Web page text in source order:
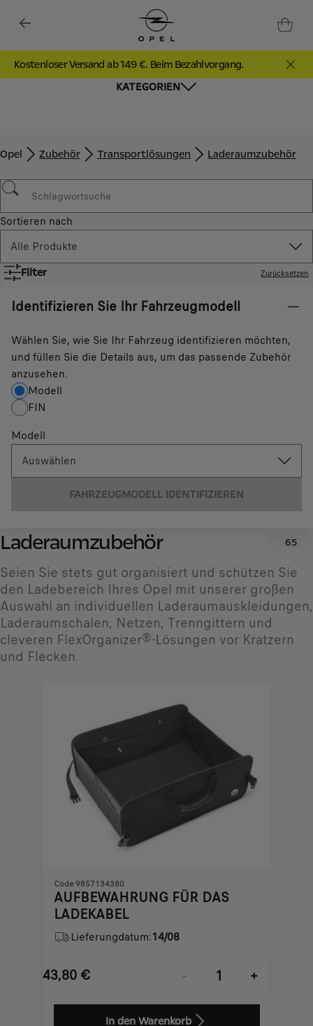
Kostenloser Versand ab 149 €. Beim Bezahlvorgang.
KATEGORIEN
Opel Zubehör​ Transportlösungen Laderaumzubehör
Sortieren nach
Alle Produkte
Filter Zurücksetzen
Identifizieren Sie Ihr Fahrzeugmodell
Wählen Sie, wie Sie Ihr Fahrzeug identifizieren möchten,
und füllen Sie die Details aus, um das passende Zubehör
anzusehen.
Modell
FIN
Modell
Auswählen
FAHRZEUGMODELL IDENTIFIZIEREN
Laderaumzubehör 65
Seien Sie stets gut organisiert und schützen Sie
den Ladebereich Ihres Opel mit unserer großen
Auswahl an individuellen Laderaumauskleidungen,
Laderaumschalen, Netzen, Trenngittern und
cleveren FlexOrganizer®-Lösungen vor Kratzern
und Flecken.
Code 9857134380
AUFBEWAHRUNG FÜR DAS
LADEKABEL
Lieferungdatum:14/08
43,80 €
Price
-
+
Quantity
In den Warenkorb